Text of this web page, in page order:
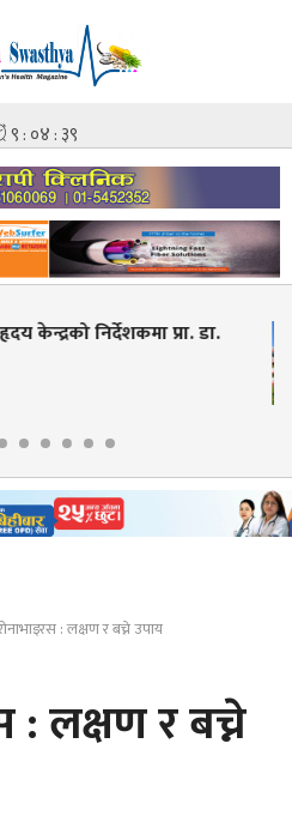
स्वास्थ्य शिक्षाको
: लक्षण र बच्ने उपाय
: लक्षण र बच्ने